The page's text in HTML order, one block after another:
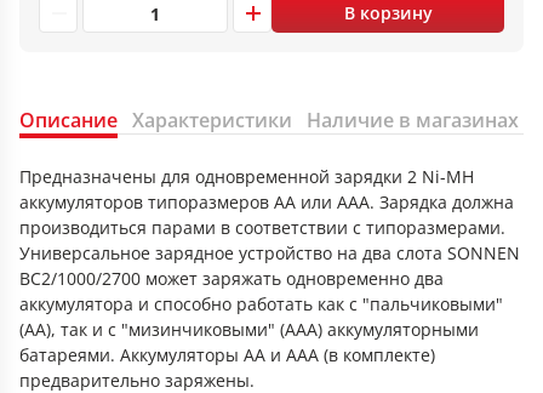
В корзину
Описание Характеристики Наличие в магазинах
Предназначены для одновременной зарядки 2 Ni-MH
аккумуляторов типоразмеров АА или ААА. Зарядка должна
производиться парами в соответствии с типоразмерами.
Универсальное зарядное устройство на два слота SONNEN
BC2/1000/2700 может заряжать одновременно два
аккумулятора и способно работать как с "пальчиковыми"
(АА), так и с "мизинчиковыми" (ААА) аккумуляторными
батареями. Аккумуляторы AA и AAA (в комплекте)
предварительно заряжены.